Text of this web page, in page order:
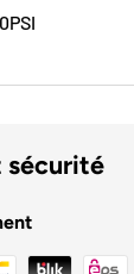
sécurité